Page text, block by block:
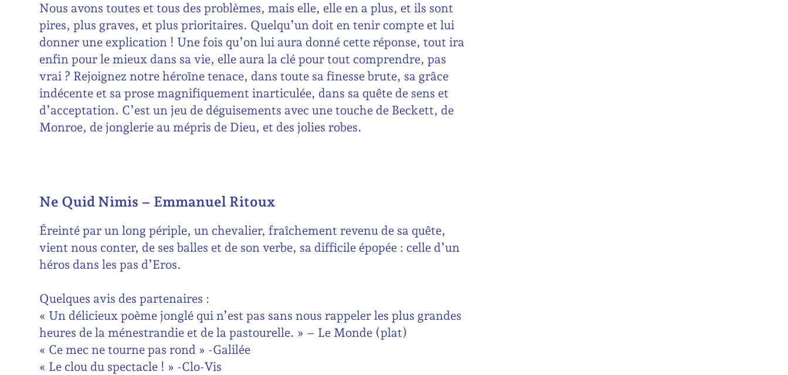
Nous avons toutes et tous des problèmes, mais elle, elle en a plus, et ils sont
pires, plus graves, et plus prioritaires. Quelqu’un doit en tenir compte et lui
donner une explication ! Une fois qu’on lui aura donné cette réponse, tout ira
enfin pour le mieux dans sa vie, elle aura la clé pour tout comprendre, pas
vrai ? Rejoignez notre héroïne tenace, dans toute sa finesse brute, sa grâce
indécente et sa prose magnifiquement inarticulée, dans sa quête de sens et
d’acceptation. C’est un jeu de déguisements avec une touche de Beckett, de
Monroe, de jonglerie au mépris de Dieu, et des jolies robes.
Ne Quid Nimis – Emmanuel Ritoux
Éreinté par un long périple, un chevalier, fraîchement revenu de sa quête,
vient nous conter, de ses balles et de son verbe, sa difficile épopée : celle d’un
héros dans les pas d’Eros.
Quelques avis des partenaires :
« Un délicieux poème jonglé qui n’est pas sans nous rappeler les plus grandes
heures de la ménestrandie et de la pastourelle. » – Le Monde (plat)
« Ce mec ne tourne pas rond » -Galilée
« Le clou du spectacle ! » -Clo-Vis